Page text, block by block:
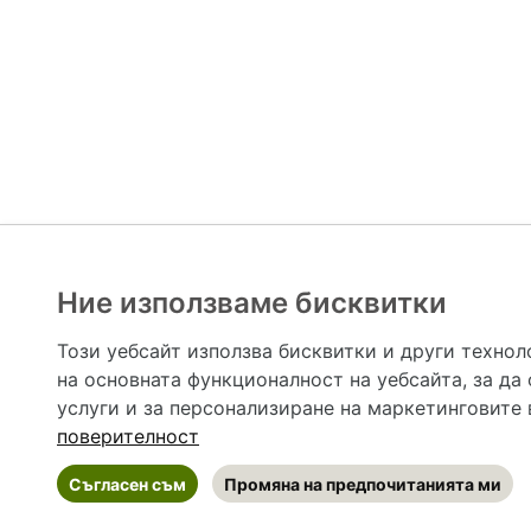
предназначена да служи само и единствено за
допълване на данните и за коригиране на
Ние използваме бисквитки
Този уебсайт използва бисквитки и други
на основната функционалност на уебсайта, за да
услуги и за персонализиране на
поверителност
Съгласен съм Промяна на предпочитанията ми